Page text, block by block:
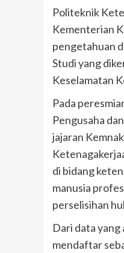
Politeknik
Kementerian
pengetahuan
Studi yang
Keselamatan
Pada
Pengusaha
jajaran
di bidang
manusia
perselisihan
Dari data yang
mendaftar